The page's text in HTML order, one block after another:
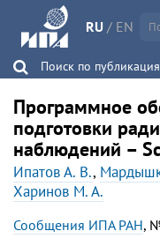
RU / EN
Поиск по
Программное
подготовки
наблюдений –
Ипатов А. В.,
Харинов М. А.
Сообщения ИПА РАН,